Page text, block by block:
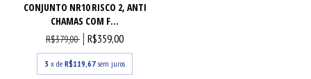
CONJUNTO NR10 RISCO 2, ANTI
CHAMAS COM F...
R$379,00 R$359,00
3 x de R$119,67 sem juros